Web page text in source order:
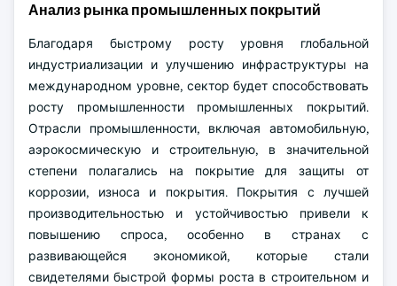
Анализ рынка промышленных покрытий
Благодаря быстрому росту уровня глобальной
индустриализации и улучшению инфраструктуры на
международном уровне, сектор будет способствовать
росту промышленности промышленных покрытий.
Отрасли промышленности, включая автомобильную,
аэрокосмическую и строительную, в значительной
степени полагались на покрытие для защиты от
коррозии, износа и покрытия. Покрытия с лучшей
производительностью и устойчивостью привели к
повышению спроса, особенно в странах с
развивающейся экономикой, которые стали
свидетелями быстрой формы роста в строительном и